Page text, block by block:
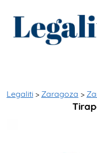
Legaliti > Zaragoza >